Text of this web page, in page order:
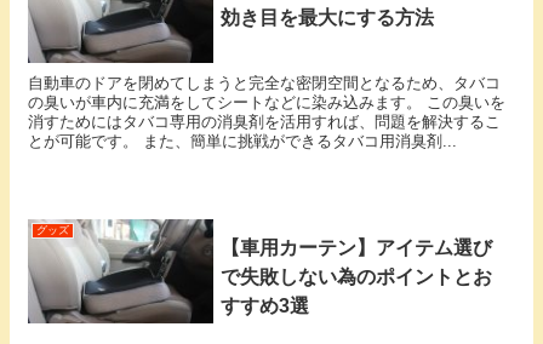
効き目を最大にする方法
自動車のドアを閉めてしまうと完全な密閉空間となるため、タバコ
の臭いが車内に充満をしてシートなどに染み込みます。 この臭いを
消すためにはタバコ専用の消臭剤を活用すれば、問題を解決するこ
とが可能です。 また、簡単に挑戦ができるタバコ用消臭剤...
グッズ
【車用カーテン】アイテム選び
で失敗しない為のポイントとお
すすめ3選